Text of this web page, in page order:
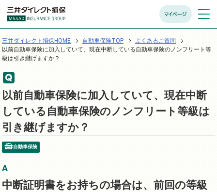
マイページ メニュ
開く
三井ダイレクト損保HOME 自動車保険TOP
よくあるご質問
以前自動車保険に加入していて、現在中断している自動車保険のノンフリート等
級は引き継げますか？
以前自動車保険に加入していて、現在中断
している自動車保険のノンフリート等級は
引き継げますか？
自動車保険
中断証明書をお持ちの場合は、前回の等級